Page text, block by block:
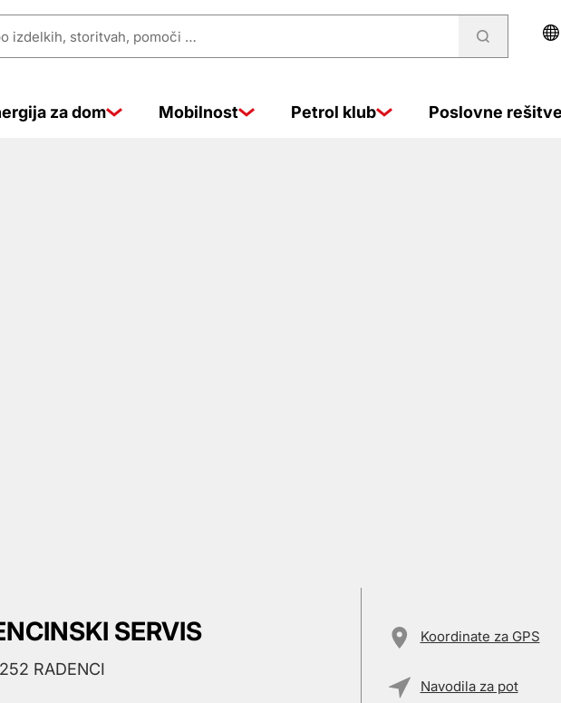
za dom Mobilnost Petrol klub Poslovne rešitve
SERVIS
RADENCI
Koordinate za GPS
Navodila za pot